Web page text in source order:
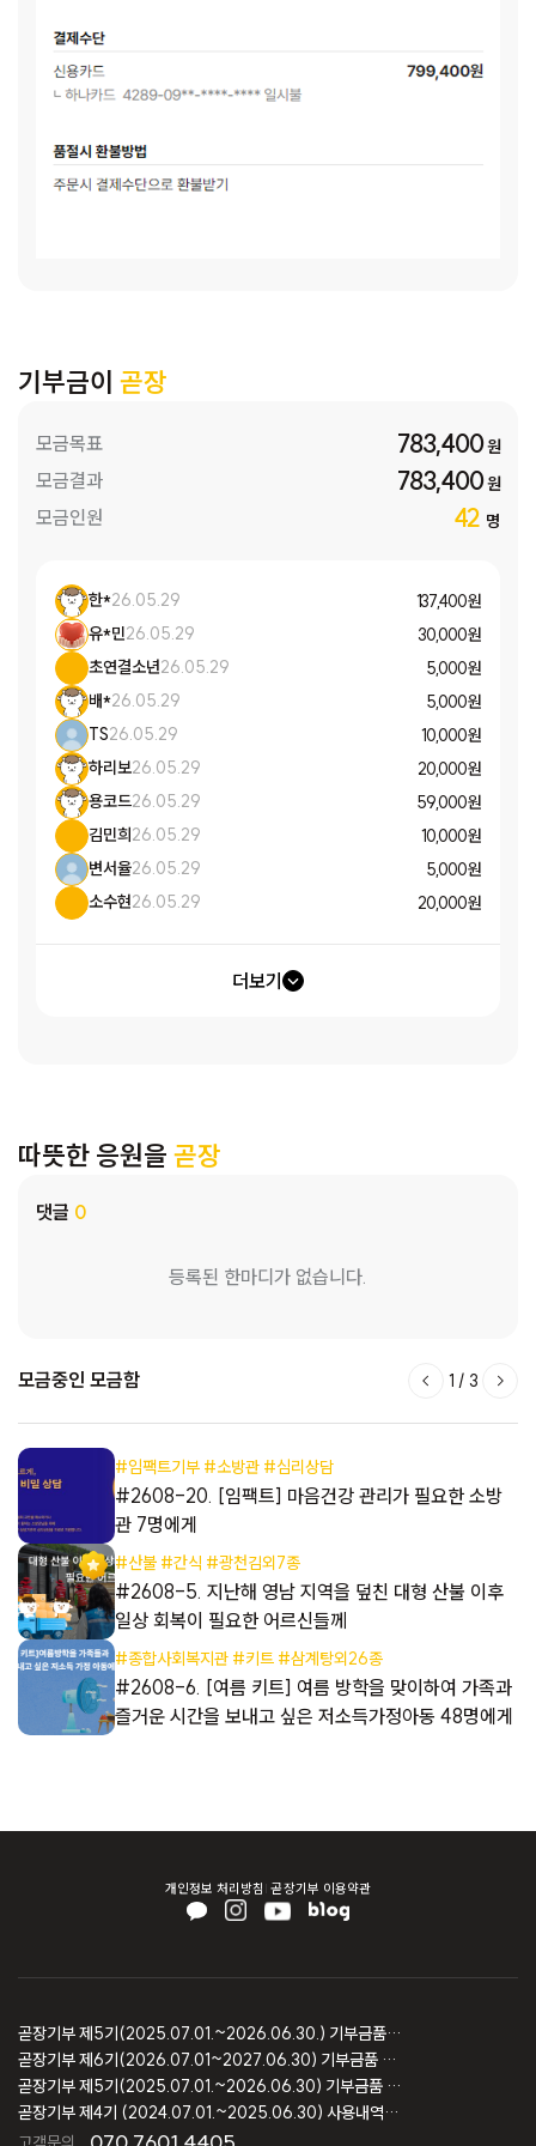
기부금이 곧장
모금목표 783,400원
모금결과 783,400원
모금인원 42 명
한*26.05.29
137,400 원
유*민26.05.29
30,000 원
초연결소년26.05.29
5,000 원
배*26.05.29
5,000 원
TS26.05.29
10,000 원
하리보26.05.29
20,000 원
용코드26.05.29
59,000 원
김민희26.05.29
10,000 원
변서율26.05.29
5,000 원
소수현26.05.29 20,000 원
더보기
따뜻한 응원을 곧장
댓글 0
등록된 한마디가 없습니다.
모금중인 모금함 1 / 3
#임팩트기부 #소방관 #심리상담
#2608-20. [임팩트] 마음건강 관리가 필요한 소방
관 7명에게
#산불 #간식 #광천김외7종
#2608-5. 지난해 영남 지역을 덮친 대형 산불 이후
일상 회복이 필요한 어르신들께
#종합사회복지관 #키트 #삼계탕외26종
#2608-6. [여름 키트] 여름 방학을 맞이하여 가족과
즐거운 시간을 보내고 싶은 저소득가정아동 48명에게
개인정보 처리방침 곧장기부 이용약관
곧장기부 제5기(2025.07.01.~2026.06.30.) 기부금품 모집결과 보고
곧장기부 제6기(2026.07.01~2027.06.30) 기부금품 모집등록 보고
곧장기부 제5기(2025.07.01.~2026.06.30) 기부금품 모집등록 보고
곧장기부 제4기 (2024.07.01.~2025.06.30) 사용내역 및 회계감사 보고